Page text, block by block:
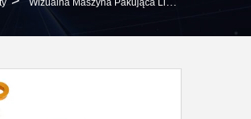
Wizualna Maszyna Pakująca Licząca